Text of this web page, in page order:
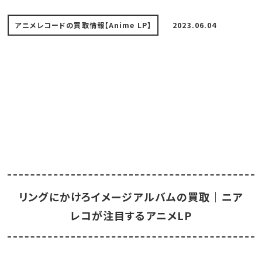
アニメレコードの買取情報【Anime LP】 2023.06.04
リングにかけろイメージアルバムの買取｜ニア
レコが注目するアニメLP